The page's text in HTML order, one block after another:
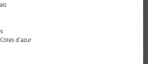
d'azur